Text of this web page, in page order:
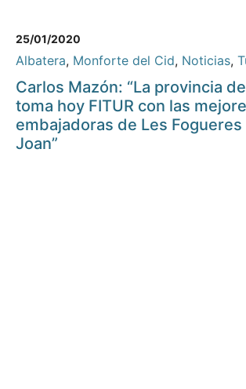
25/01/2020
Albatera, Monforte del Cid, Noticias,
Carlos Mazón: “La provincia
toma hoy FITUR con las
embajadoras de Les Fogueres
Joan”